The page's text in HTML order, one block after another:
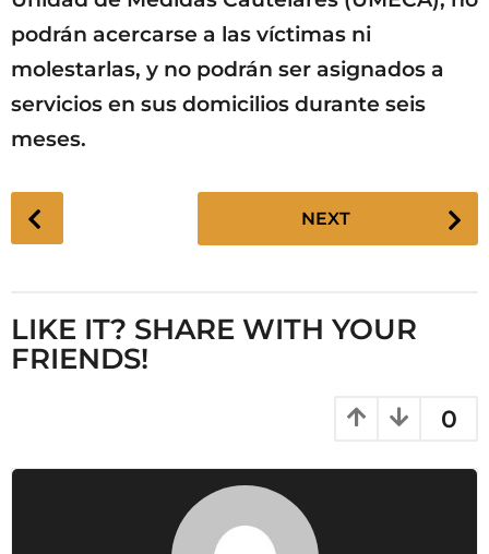
podrán acercarse a las víctimas ni
molestarlas, y no podrán ser asignados a
servicios en sus domicilios durante seis
meses.
o
P
a
a
NEXT
LIKE IT? SHARE WITH YOUR
FRIENDS!
0